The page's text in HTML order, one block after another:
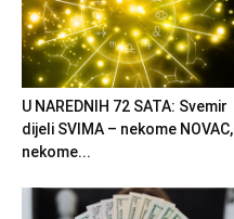
U NAREDNIH 72 SATA: Svemir
dijeli SVIMA – nekome NOVAC,
nekome...